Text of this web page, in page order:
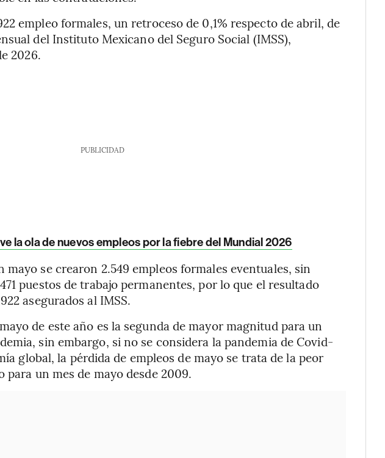
empleo formales, un retroceso de 0,1% respecto de abril, de
del Instituto Mexicano del Seguro Social (IMSS),
2026.
PUBLICIDAD
la ola de nuevos empleos por la fiebre del Mundial 2026
mayo se crearon 2.549 empleos formales eventuales, sin
puestos de trabajo permanentes, por lo que el resultado
asegurados al IMSS.
de este año es la segunda de mayor magnitud para un
sin embargo, si no se considera la pandemia de Covid-
global, la pérdida de empleos de mayo se trata de la peor
para un mes de mayo desde 2009.